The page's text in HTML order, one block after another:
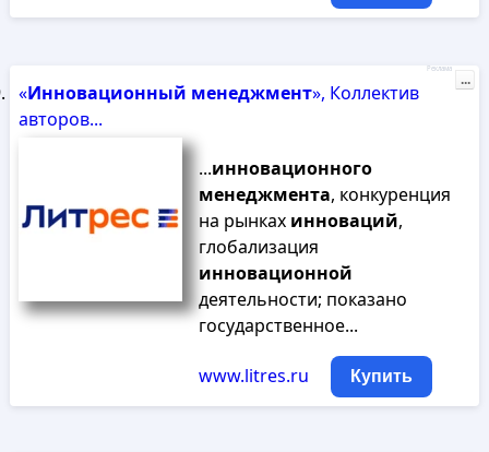
«Инновационный менеджмент», Коллектив
авторов...
...инновационного
менеджмента, конкуренция
на рынках инноваций,
глобализация
инновационной
деятельности; показано
государственное...
www.litres.ru Купить
Реклама
...